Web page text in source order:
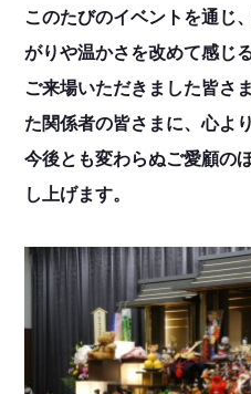
このたびのイベントを通じ
がりや温かさを改めて感じ
ご来場いただきました皆さ
た関係者の皆さまに、心よ
今後とも変わらぬご愛顧の
し上げます。